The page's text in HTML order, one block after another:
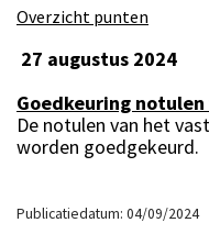
Overzicht punten
27 augustus 2024
Goedkeuring
De notulen van het
worden goedgekeurd.
Publicatiedatum: 04/09/2024